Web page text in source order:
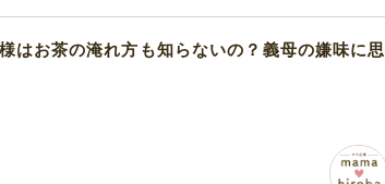
はお茶の淹れ方も知らないの？義母の嫌味に思